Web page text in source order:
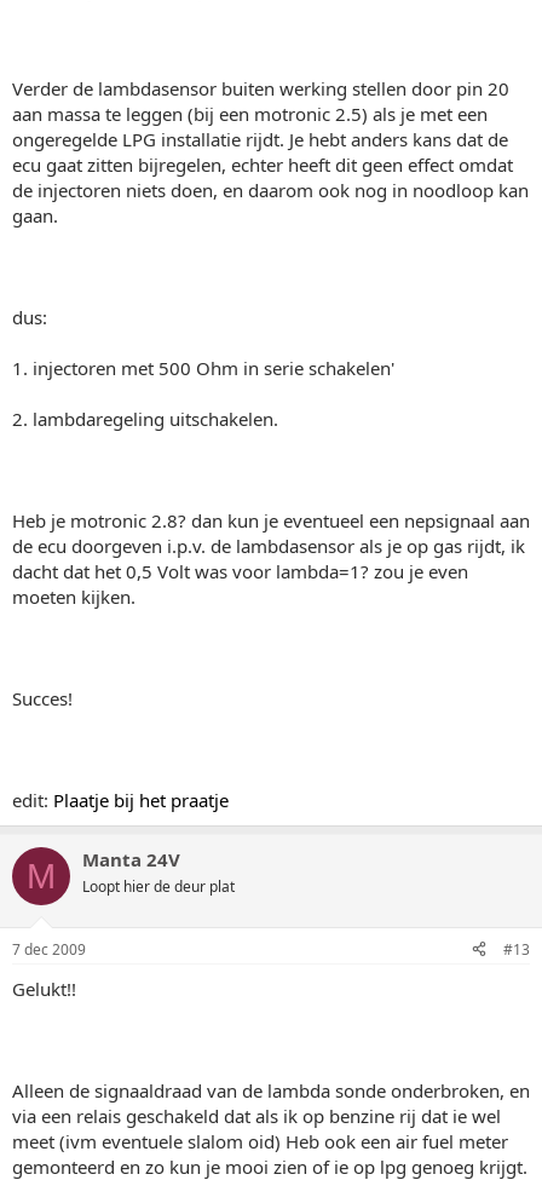
Verder de lambdasensor buiten werking stellen door pin 20
aan massa te leggen (bij een motronic 2.5) als je met een
ongeregelde LPG installatie rijdt. Je hebt anders kans dat de
ecu gaat zitten bijregelen, echter heeft dit geen effect omdat
de injectoren niets doen, en daarom ook nog in noodloop kan
gaan.
dus:
1. injectoren met 500 Ohm in serie schakelen'
2. lambdaregeling uitschakelen.
Heb je motronic 2.8? dan kun je eventueel een nepsignaal aan
de ecu doorgeven i.p.v. de lambdasensor als je op gas rijdt, ik
dacht dat het 0,5 Volt was voor lambda=1? zou je even
moeten kijken.
Succes!
edit: Plaatje bij het praatje
M Manta 24V
Loopt hier de deur plat
7 dec 2009 #13
Gelukt!!
Alleen de signaaldraad van de lambda sonde onderbroken, en
via een relais geschakeld dat als ik op benzine rij dat ie wel
meet (ivm eventuele slalom oid) Heb ook een air fuel meter
gemonteerd en zo kun je mooi zien of ie op lpg genoeg krijgt.